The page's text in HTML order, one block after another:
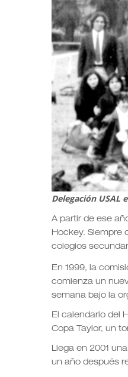
Delegación USAL
A partir de ese
Hockey. Siempre
colegios
En 1999, la
comienza un
semana bajo la
El calendario del
Copa Taylor, un
Llega en 2001
un año después